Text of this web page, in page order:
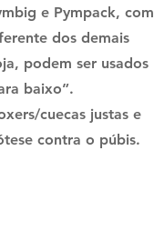
e Pympack, com
dos demais
podem ser usados
baixo”.
cuecas justas e
contra o púbis.